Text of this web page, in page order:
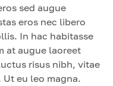
sed augue
eros nec libero
In hac habitasse
at augue laoreet
risus nibh, vitae
eu leo magna.